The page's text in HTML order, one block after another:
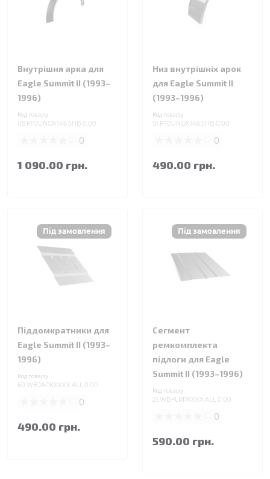
Внутрішня арка для
Eagle Summit II (1993–
1996)
Код товару:
08.FT0UNOX146.5HB.0.00
0
1 090.00 грн.
Низ внутрішніх арок
для Eagle Summit II
(1993–1996)
Код товару:
51.FT0UNOX146.5HB.0.00
0
490.00 грн.
Піддомкратники для
Eagle Summit II (1993–
1996)
Код товару:
60.WBJACKXXXX.ALL.0.00
0
490.00 грн.
Сегмент
ремкомплекта
підлоги для Eagle
Summit II (1993–1996)
Код товару:
21.WBFLRPXXXX.ALL.0.00
0
590.00 грн.